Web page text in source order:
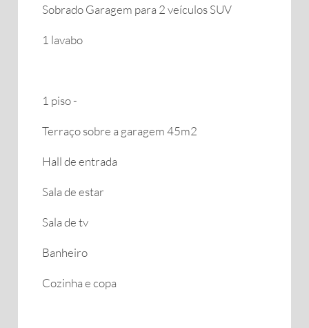
Sobrado Garagem para 2 veículos SUV
1 lavabo
1 piso -
Terraço sobre a garagem 45m2
Hall de entrada
Sala de estar
Sala de tv
Banheiro
Cozinha e copa